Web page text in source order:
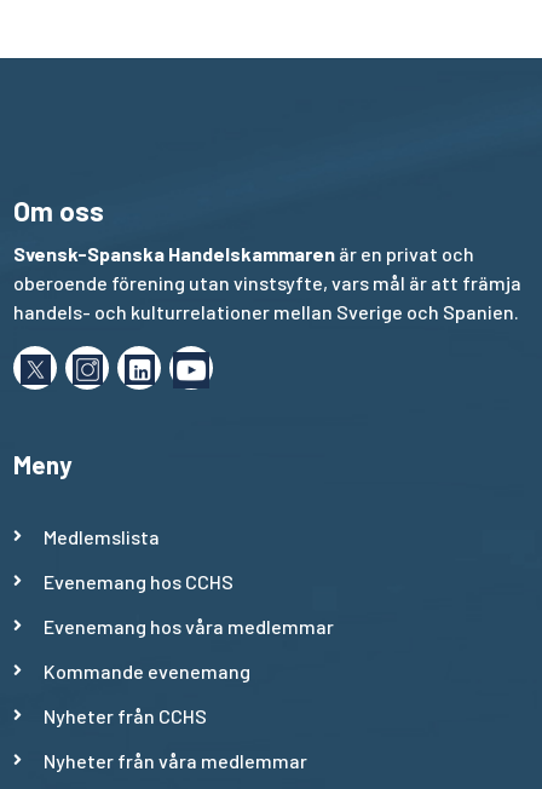
Om oss
Svensk-Spanska Handelskammaren är en privat och
oberoende förening utan vinstsyfte, vars mål är att främja
handels- och kulturrelationer mellan Sverige och Spanien.
Meny
Medlemslista
Evenemang hos CCHS
Evenemang hos våra medlemmar
Kommande evenemang
Nyheter från CCHS
Nyheter från våra medlemmar